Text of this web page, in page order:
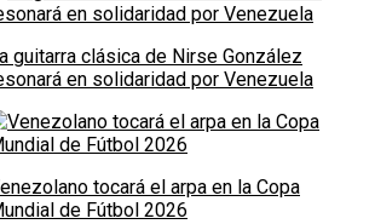
guitarra clásica de Nirse González
en solidaridad por Venezuela
tocará el arpa en la Copa
de Fútbol 2026